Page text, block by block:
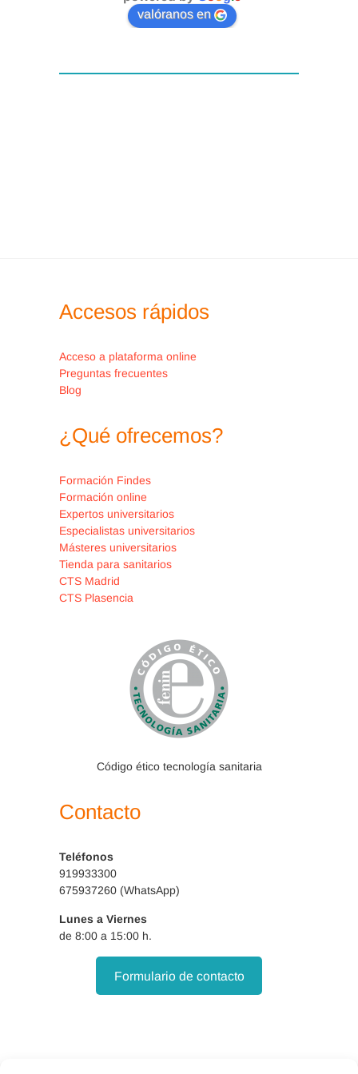
valóranos en
Accesos rápidos
Acceso a plataforma online
Preguntas frecuentes
Blog
¿Qué ofrecemos?
Formación Findes
Formación online
Expertos universitarios
Especialistas universitarios
Másteres universitarios
Tienda para sanitarios
CTS Madrid
CTS Plasencia
Código ético tecnología sanitaria
Contacto
Teléfonos
919933300
675937260 (WhatsApp)
Lunes a Viernes
de 8:00 a 15:00 h.
Formulario de contacto